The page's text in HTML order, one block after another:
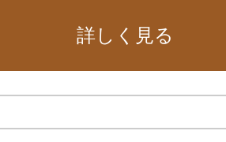
しのための環境や都市基
詳しく見る